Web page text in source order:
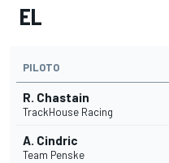
EL
PILOTO
R. Chastain
TrackHouse Racing
A. Cindric
Team Penske